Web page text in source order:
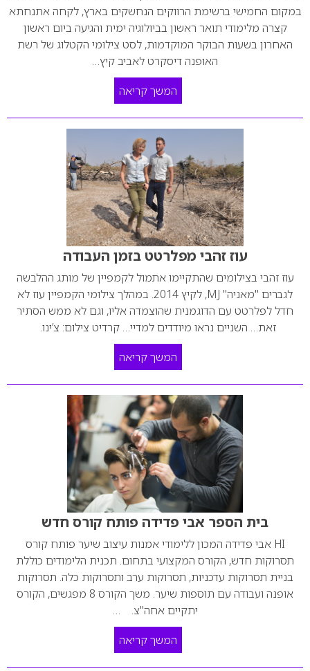
במקום החמישי ברשימת הרווקים הנחשקים בארץ, לקחה אתנחתא
קצרה מלימודי תואר ראשון בביולוגיה ימית והגיעה ביום ראשון
האחרון בשעות הבוקר המוקדמות, לסט צילומי הקטלוג של רשת
האופנה דיסקרט לאביב קיץ…
המשך קריאה
עוז זהבי מפלרטט בזמן העבודה
עוז זהבי בצילומים שהתקיימו אתמול לקמפיין של מותג ההלבשה
לגברים "מאניה" MJ, לקיץ 2014. במהלך צילומי הקמפיין עוז לא
חדל לפלרטט עם הדוגמנית שהוצמדה אליו, וגם לא ממש הסתיר
זאת… השניים נראו מיודדים למדיי… קרדיט צילום: צ’ינו.
המשך קריאה
בית הספר אבי פדידה פותח קורס חדש
HI אבי פדידה המכון ללימודי אמנות עיצוב שיער פותח קורס
תסרוקות חדש, הקורס המקצועי בתחום. תכנית הלימודים כוללת
בניית תסרוקות עדכניות, תסרוקות ערב ותסרוקות כלה. תסרוקות
אופנה ועבודה עם תוספות שיער. משך הקורס 8 מפגשים, הקורס
יתקיים אחה"צ. …
המשך קריאה